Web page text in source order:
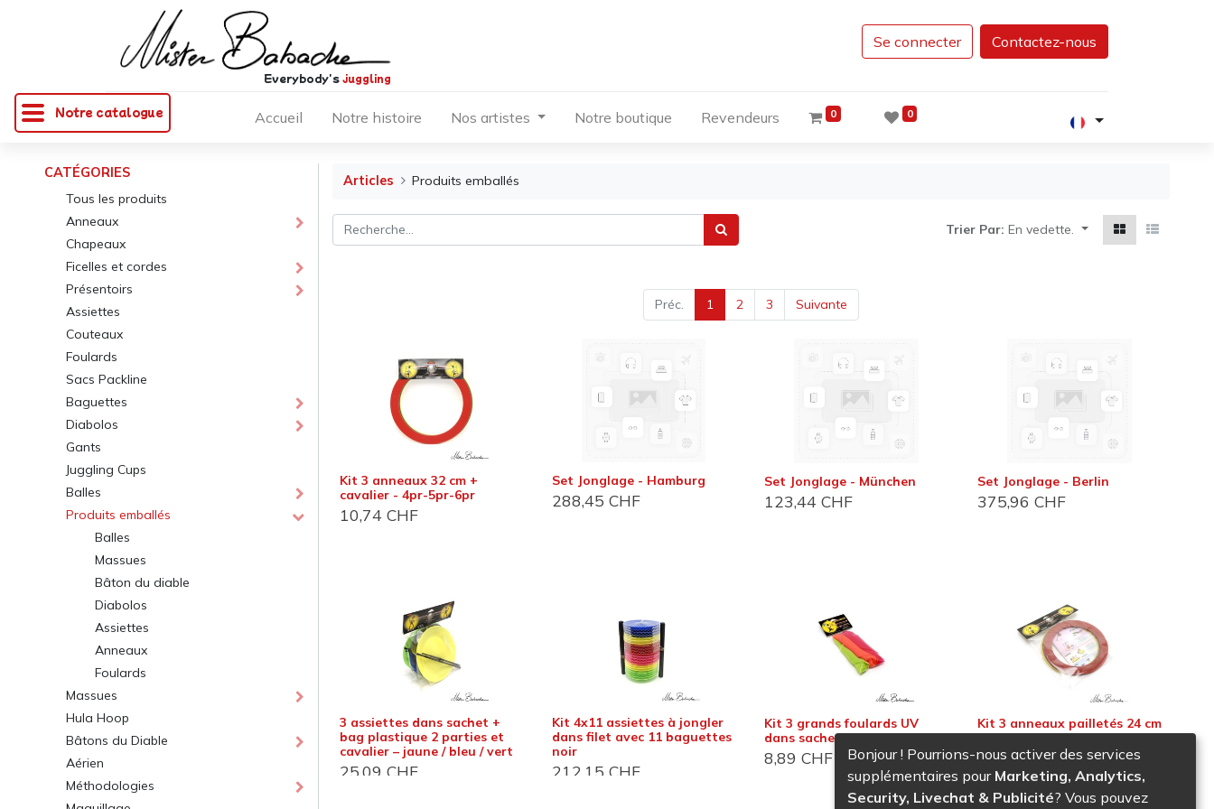
Notre catalogue
Everybody'sjuggling
Se connecter Contactez-nous
Accueil Notre histoire Nos artistes Notre boutique Revendeurs 0 0
CATÉGORIES
Tous les produits
Anneaux
Chapeaux
Ficelles et cordes
Présentoirs
Assiettes
Couteaux
Foulards
Sacs Packline
Baguettes
Diabolos
Gants
Juggling Cups
Balles
Produits emballés
Balles
Massues
Bâton du diable
Diabolos
Assiettes
Anneaux
Foulards
Massues
Hula Hoop
Bâtons du Diable
Aérien
Méthodologies
Articles Produits emballés
Trier Par: En vedette.
Préc. 1 2 3 Suivante
Kit 3 anneaux 32 cm +
cavalier - 4pr-5pr-6pr
10,74CHF
Set Jonglage - Hamburg
288,45 CHF
Set Jonglage - München
123,44CHF
Set Jonglage - Berlin
375,96 CHF
3 assiettes dans sachet +
bag plastique 2 parties et
cavalier – jaune / bleu / vert
25,09 CHF
Kit 4x11 assiettes à jongler
dans filet avec 11 baguettes
noir
212,15 CHF
Kit 3 grands foulards UV
dans sachet - 3-5-9
8,89 CHF
Kit 3 anneaux pailletés 24 cm
dans sachet plastique - 4pr-
5pr-6pr
10,76CHF
Jonglerie Diffusion SA.
Courrier et administration
CH 1232 Confignon
Suisse​
Newsletter
Contact info
Dépôt et magasin
Route du Bois-de-Bay 105
CH 1242 Satigny
Lu-Ve : 6:30 - 17:00
+41 22 757 32 07
Foire aux questions (FAQ)
Conditions Générales
D'utilisation (CGU)
Distribution
Devenir revendeur
Bonjour ! Pourrions-nous activer des services
supplémentaires pour Marketing, Analytics,
Security, Livechat & Publicité? Vous pouvez